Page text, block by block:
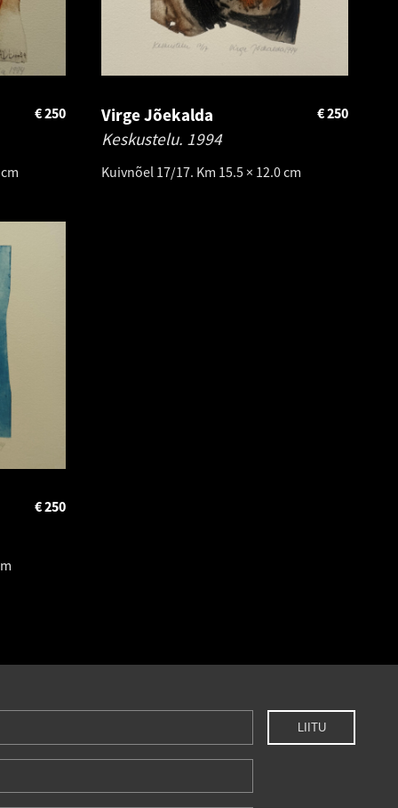
250
€
Virge Jõekalda
Keskustelu. 1994
Kuivnõel 17/17. Km 15.5 × 12.0 cm
250
€
250
€